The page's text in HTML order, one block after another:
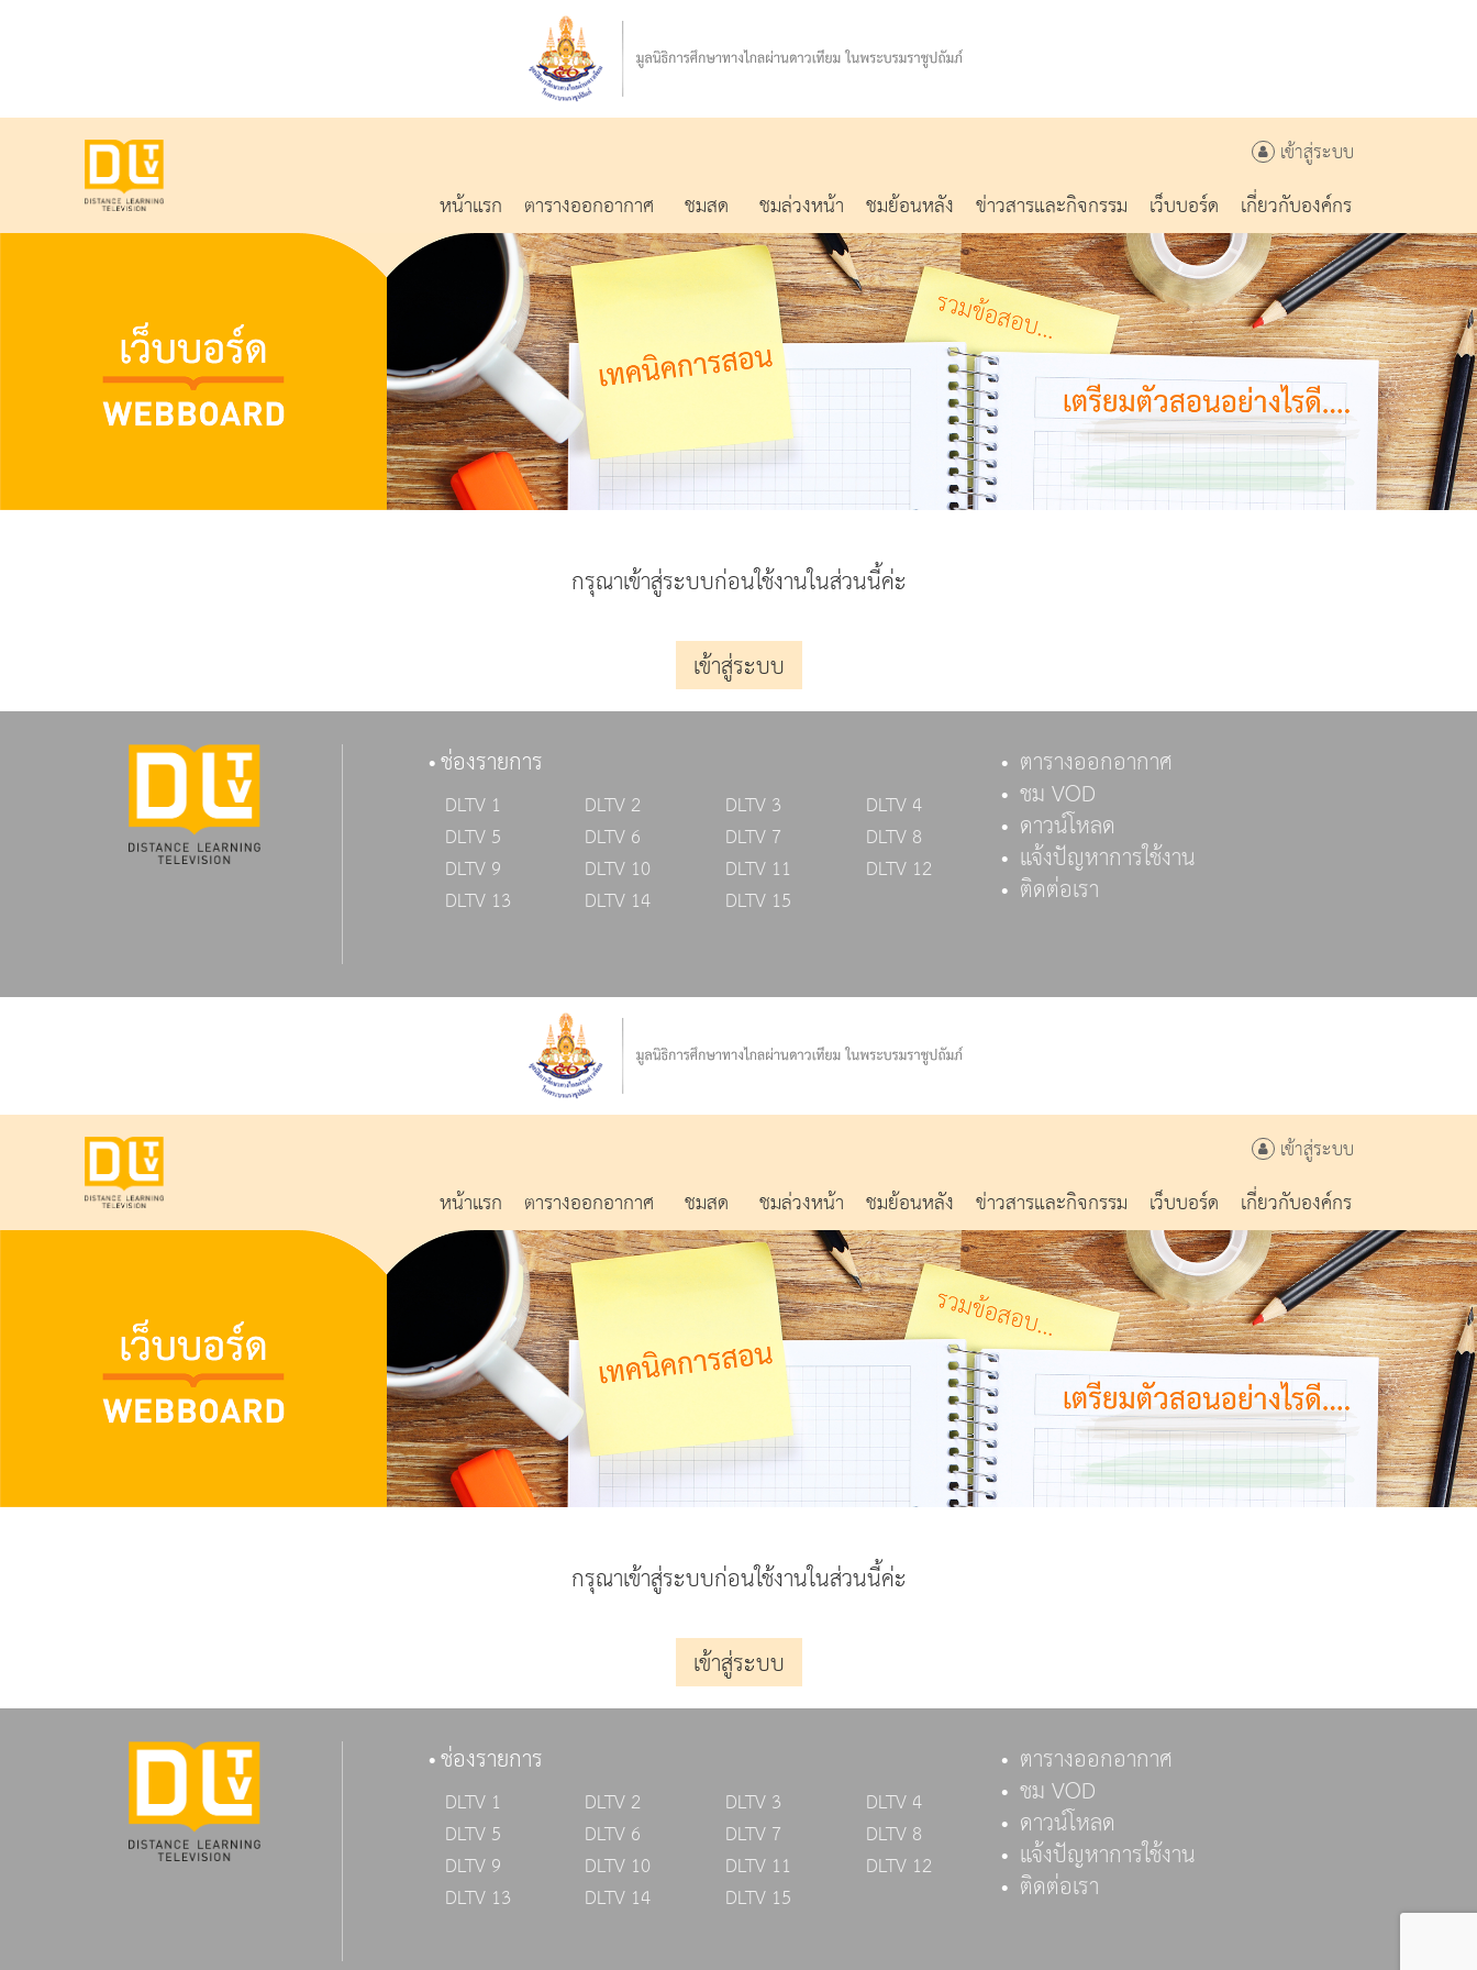
เข้าสู่ระบบ
หน้าแรก ตารางออกอากาศ ชมสด ชมล่วงหน้า ชมย้อนหลัง ข่าวสารและกิจกรรม เว็บบอร์ด เกี่ยวกับองค์กร
กรุณาเข้าสู่ระบบก่อนใช้งานในส่วนนี้ค่ะ
เข้าสู่ระบบ
ช่องรายการ
DLTV 1 DLTV 2 DLTV 3
DLTV 4
DLTV 5
DLTV 6 DLTV 7
DLTV 8
DLTV 9
DLTV 10 DLTV 11
DLTV 12
DLTV 13
DLTV 14 DLTV 15
ตารางออกอากาศ
ชม VOD
ดาวน์โหลด
แจ้งปัญหาการใช้งาน
ติดต่อเรา
เข้าสู่ระบบ
หน้าแรก ตารางออกอากาศ ชมสด ชมล่วงหน้า ชมย้อนหลัง ข่าวสารและกิจกรรม เว็บบอร์ด เกี่ยวกับองค์กร
กรุณาเข้าสู่ระบบก่อนใช้งานในส่วนนี้ค่ะ
เข้าสู่ระบบ
ช่องรายการ
DLTV 1 DLTV 2 DLTV 3
DLTV 4
DLTV 5
DLTV 6 DLTV 7
DLTV 8
DLTV 9
DLTV 10 DLTV 11
DLTV 12
DLTV 13
DLTV 14 DLTV 15
ตารางออกอากาศ
ชม VOD
ดาวน์โหลด
แจ้งปัญหาการใช้งาน
ติดต่อเรา